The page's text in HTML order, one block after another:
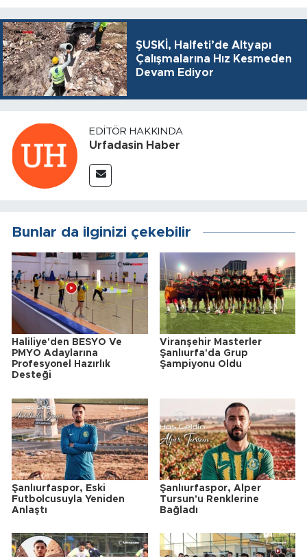
ŞUSKİ, Halfeti’de Altyapı
Çalışmalarına Hız Kesmeden
Devam Ediyor
EDITÖR HAKKINDA
Urfadasin Haber
Bunlar da ilginizi çekebilir
Haliliye'den BESYO Ve
PMYO Adaylarına
Profesyonel Hazırlık
Desteği
Viranşehir Masterler
Şanlıurfa'da Grup
Şampiyonu Oldu
Şanlıurfaspor, Eski
Futbolcusuyla Yeniden
Anlaştı
Şanlıurfaspor, Alper
Tursun'u Renklerine
Bağladı